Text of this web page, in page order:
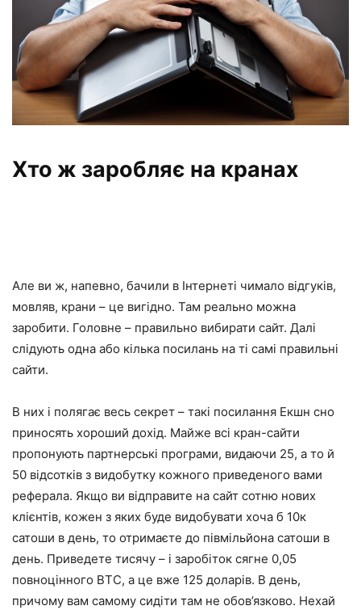
Хто ж заробляє на кранах
Але ви ж, напевно, бачили в Інтернеті чимало відгуків,
мовляв, крани – це вигідно. Там реально можна
заробити. Головне – правильно вибирати сайт. Далі
слідують одна або кілька посилань на ті самі правильні
сайти.
В них і полягає весь секрет – такі посилання Екшн сно
приносять хороший дохід. Майже всі кран-сайти
пропонують партнерські програми, видаючи 25, а то й
50 відсотків з видобутку кожного приведеного вами
реферала. Якщо ви відправите на сайт сотню нових
клієнтів, кожен з яких буде видобувати хоча б 10к
сатоши в день, то отримаєте до півмільйона сатоши в
день. Приведете тисячу – і заробіток сягне 0,05
повноцінного BTC, а це вже 125 доларів. В день,
причому вам самому сидіти там не обов’язково. Нехай